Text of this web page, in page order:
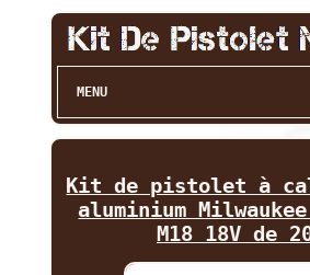
MENU
Kit de pistolet à
aluminium
M18 18V de